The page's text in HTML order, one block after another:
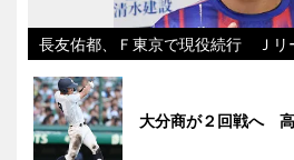
長友佑都、Ｆ東京で現役続行 Ｊリ
大分商が２回戦へ